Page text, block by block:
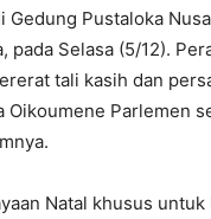
Gedung Pustaloka
pada Selasa (5/12).
tali kasih dan
Oikoumene Parlemen
Natal khusus